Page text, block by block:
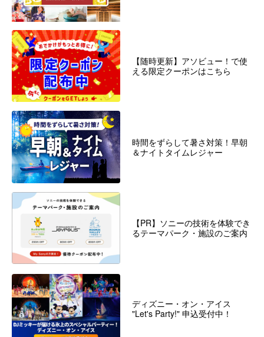
【随時更新】アソビュー！で使
える限定クーポンはこちら
時間をずらして暑さ対策！早朝
＆ナイトタイムレジャー
【PR】ソニーの技術を体験でき
るテーマパーク・施設のご案内
ディズニー・オン・アイス
"Let's Party!" 申込受付中！